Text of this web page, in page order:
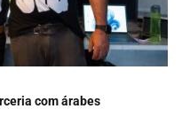
com árabes